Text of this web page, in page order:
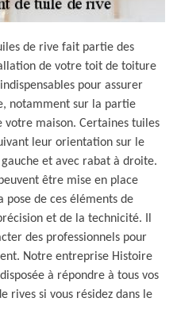
de rive fait partie des
de votre toit de toiture
pour assurer
notamment sur la partie
votre maison. Certaines tuiles
leur orientation sur le
et avec rabat à droite.
être mise en place
pose de ces éléments de
et de la technicité. Il
des professionnels pour
Notre entreprise Histoire
à répondre à tous vos
rives si vous résidez dans le